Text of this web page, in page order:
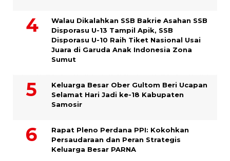
Walau Dikalahkan SSB Bakrie Asahan SSB
Disporasu U-13 Tampil Apik, SSB
Disporasu U-10 Raih Tiket Nasional Usai
Juara di Garuda Anak Indonesia Zona
Sumut
Keluarga Besar Ober Gultom Beri Ucapan
Selamat Hari Jadi ke-18 Kabupaten
Samosir
Rapat Pleno Perdana PPI: Kokohkan
Persaudaraan dan Peran Strategis
Keluarga Besar PARNA